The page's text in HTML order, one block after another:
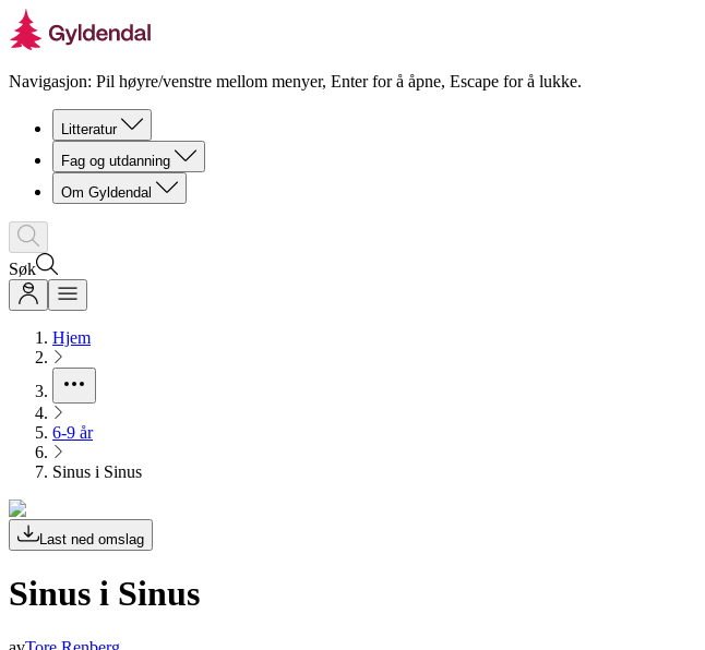
Navigasjon: Pil høyre/venstre mellom menyer, Enter for å åpne, Escape for å lukke.
Litteratur
Fag og utdanning
Om Gyldendal
Søk
Hjem
6-9 år
Sinus i Sinus
Last ned omslag
Sinus i Sinus